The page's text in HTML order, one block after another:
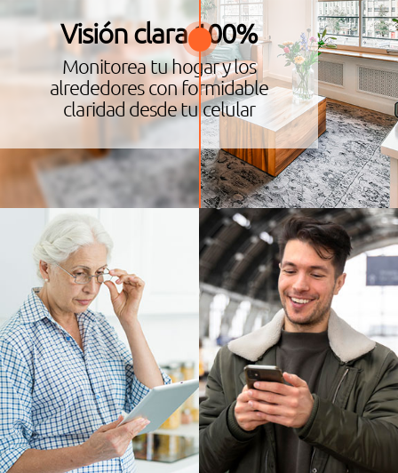
Visión clara 100%
Monitorea tu hogar y los
alrededores con formidable
claridad desde tu celular